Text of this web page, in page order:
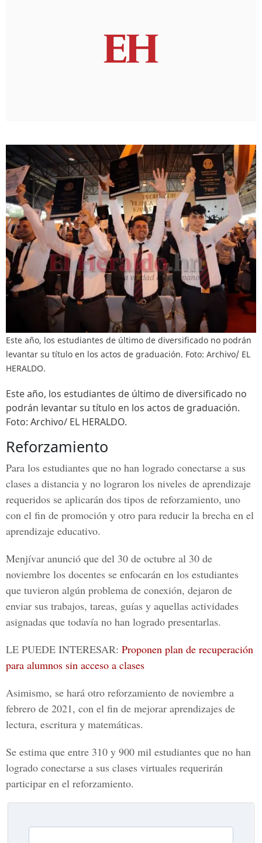
Este año, los estudiantes de último de diversificado no podrán
levantar su título en los actos de graduación. Foto: Archivo/ EL
HERALDO.
Este año, los estudiantes de último de diversificado no
podrán levantar su título en los actos de graduación.
Foto: Archivo/ EL HERALDO.
Reforzamiento
Para los estudiantes que no han logrado conectarse a sus
clases a distancia y no lograron los niveles de aprendizaje
requeridos se aplicarán dos tipos de reforzamiento, uno
con el fin de promoción y otro para reducir la brecha en el
aprendizaje educativo.
Menjívar anunció que del 30 de octubre al 30 de
noviembre los docentes se enfocarán en los estudiantes
que tuvieron algún problema de conexión, dejaron de
enviar sus trabajos, tareas, guías y aquellas actividades
asignadas que todavía no han logrado presentarlas.
LE PUEDE INTERESAR: Proponen plan de recuperación
para alumnos sin acceso a clases
Asimismo, se hará otro reforzamiento de noviembre a
febrero de 2021, con el fin de mejorar aprendizajes de
lectura, escritura y matemáticas.
Se estima que entre 310 y 900 mil estudiantes que no han
logrado conectarse a sus clases virtuales requerirán
participar en el reforzamiento.